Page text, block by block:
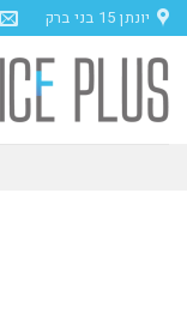
Skip
to
content
יונתן 15 בני ברק